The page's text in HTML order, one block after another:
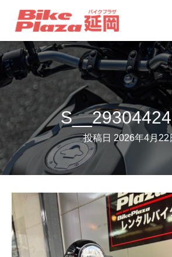
投稿日 2026年4月22